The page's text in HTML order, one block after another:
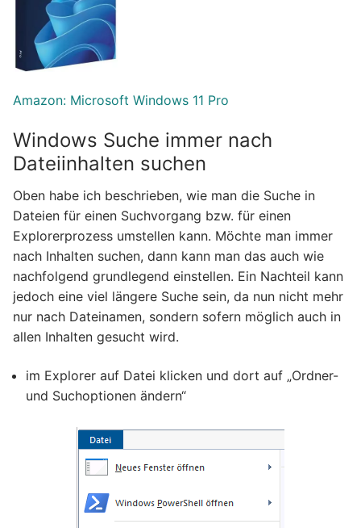
Amazon: Microsoft Windows 11 Pro
Windows Suche immer nach
Dateiinhalten suchen
Oben habe ich beschrieben, wie man die Suche in
Dateien für einen Suchvorgang bzw. für einen
Explorerprozess umstellen kann. Möchte man immer
nach Inhalten suchen, dann kann man das auch wie
nachfolgend grundlegend einstellen. Ein Nachteil kann
jedoch eine viel längere Suche sein, da nun nicht mehr
nur nach Dateinamen, sondern sofern möglich auch in
allen Inhalten gesucht wird.
im Explorer auf Datei klicken und dort auf „Ordner-
und Suchoptionen ändern“